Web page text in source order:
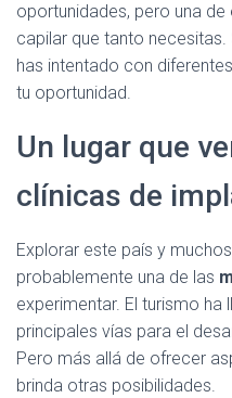
oportunidades, pero una
capilar que tanto
has intentado con
tu oportunidad.
Un lugar que
clínicas de
Explorar este país y
probablemente una de las
experimentar. El turismo ha
principales vías para el
Pero más allá de ofrecer
brinda otras posibilidades.